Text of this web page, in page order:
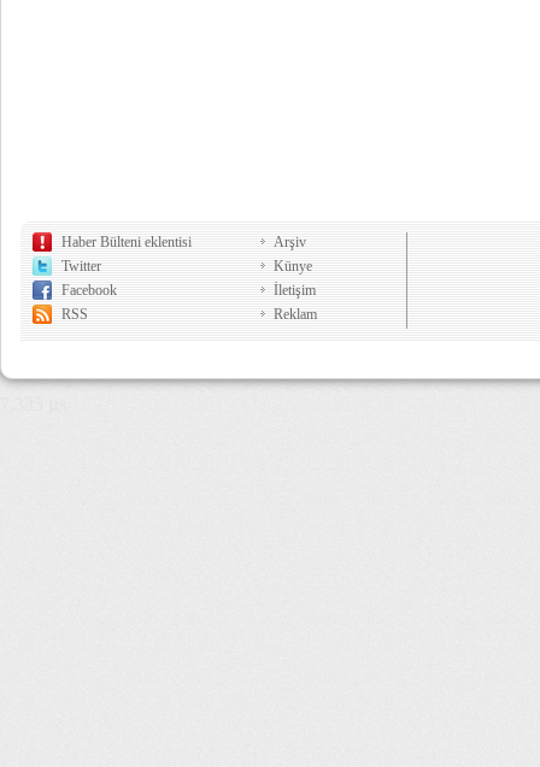
Haber Bülteni eklentisi
Twitter
Facebook
RSS
Arşiv
Künye
İletişim
Reklam